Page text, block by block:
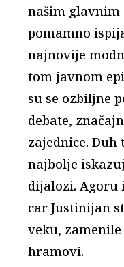
našim
pomamno
najnovije
tom javnom
su se ozbiljne
debate,
zajednice.
najbolje
dijalozi. Agoru
car Justinijan
veku,
hramovi.